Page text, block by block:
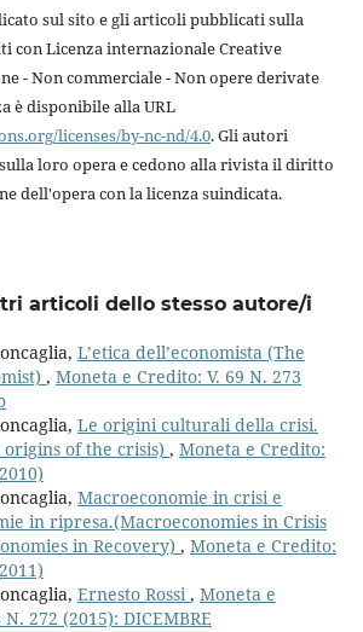
sul sito e gli articoli pubblicati sulla
con Licenza internazionale Creative
- Non commerciale - Non opere derivate
è disponibile alla URL
licenses/by-nc-nd/4.0. Gli autori
loro opera e cedono alla rivista il diritto
dell'opera con la licenza suindicata.
articoli dello stesso autore/i
L’etica dell’economista (The
, Moneta e Credito: V. 69 N. 273
Le origini culturali della crisi.
of the crisis) , Moneta e Credito:
Macroeconomie in crisi e
in ripresa.(Macroeconomies in Crisis
in Recovery) , Moneta e Credito:
Ernesto Rossi , Moneta e
272 (2015): DICEMBRE